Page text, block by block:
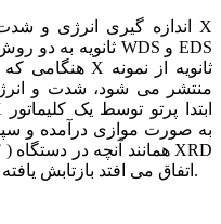
منتشر می شود، شدت و
اتفاق می افتد بازتابش یافته و توسط دتکتور اندازه گیری می شود.